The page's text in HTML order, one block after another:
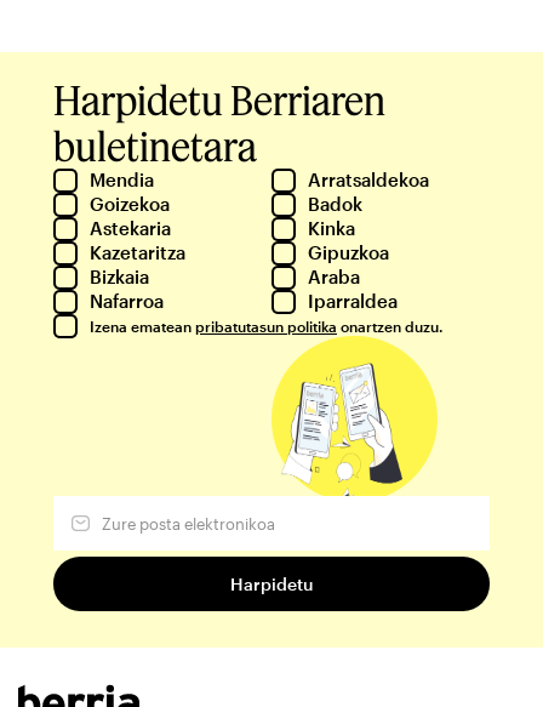
Harpidetu Berriaren
buletinetara
Mendia
Arratsaldekoa
Goizekoa
Badok
Astekaria
Kinka
Kazetaritza
Gipuzkoa
Bizkaia
Araba
Nafarroa
Iparraldea
Izena ematean pribatutasun politika onartzen duzu.